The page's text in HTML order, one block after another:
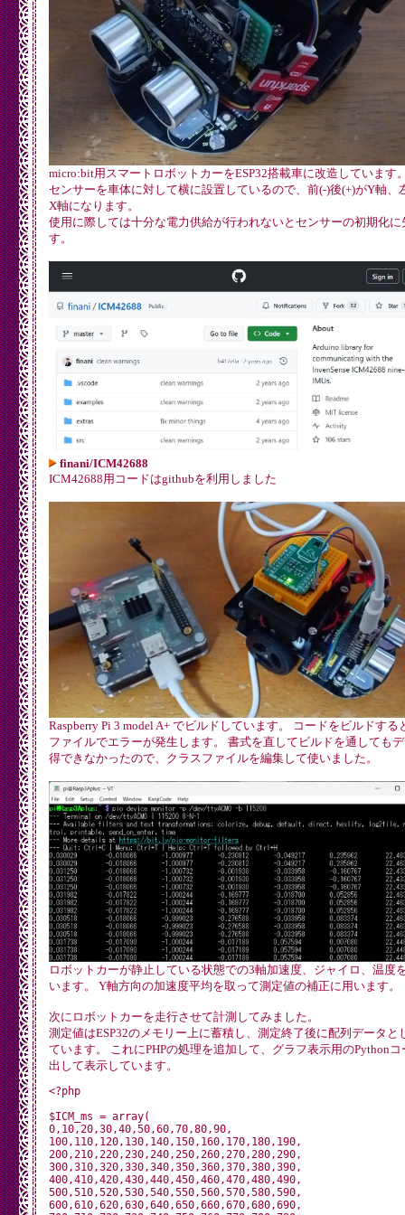
micro:bit用スマートロボットカーをESP32搭載車に改造しています
センサーを車体に対して横に設置しているので、前(-)後(+)がY軸、
X軸になります。
使用に際しては十分な電力供給が行われないとセンサーの初期化に
す。
finani/ICM42688
ICM42688用コードはgithubを利用しました
Raspberry Pi 3 model A+ でビルドしています。 コードをビルドする
ファイルでエラーが発生します。 書式を直してビルドを通しても
得できなかったので、クラスファイルを編集して使いました。
ロボットカーが静止している状態での3軸加速度、ジャイロ、温度
います。 Y軸方向の加速度平均を取って測定値の補正に用います。
次にロボットカーを走行させて計測してみました。
測定値はESP32のメモリー上に蓄積し、測定終了後に配列データと
ています。 これにPHPの処理を追加して、グラフ表示用のPythonコ
出して表示しています。
<?php
$ICM_ms = array(
0,10,20,30,40,50,60,70,80,90,
100,110,120,130,140,150,160,170,180,190,
200,210,220,230,240,250,260,270,280,290,
300,310,320,330,340,350,360,370,380,390,
400,410,420,430,440,450,460,470,480,490,
500,510,520,530,540,550,560,570,580,590,
600,610,620,630,640,650,660,670,680,690,